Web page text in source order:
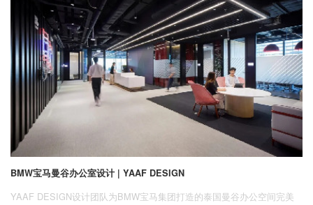
BMW宝马曼谷办公室设计 | YAAF DESIGN
YAAF DESIGN设计团队为BMW宝马集团打造的泰国曼谷办公空间完美